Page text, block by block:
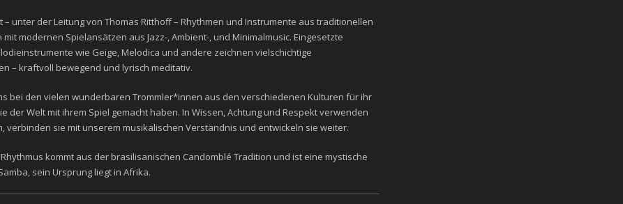
– unter der Leitung von Thomas Ritthoff – Rhythmen und Instrumente aus traditionellen
modernen Spielansätzen aus Jazz-, Ambient-, und Minimalmusic. Eingesetzte
wie Geige, Melodica und andere zeichnen vielschichtige
– kraftvoll bewegend und lyrisch meditativ.
bei den vielen wunderbaren Trommler*innen aus den verschiedenen Kulturen für ihr
der Welt mit ihrem Spiel gemacht haben. In Wissen, Achtung und Respekt verwenden
verbinden sie mit unserem musikalischen Verständnis und entwickeln sie weiter.
Rhythmus kommt aus der brasilisanischen Candomblé Tradition und ist eine mystische
sein Ursprung liegt in Afrika.